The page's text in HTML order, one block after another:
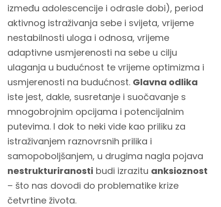
između adolescencije i odrasle dobi), period
aktivnog istraživanja sebe i svijeta, vrijeme
nestabilnosti uloga i odnosa, vrijeme
adaptivne usmjerenosti na sebe u cilju
ulaganja u budućnost te vrijeme optimizma i
usmjerenosti na budućnost. Glavna odlika
iste jest, dakle, susretanje i suočavanje s
mnogobrojnim opcijama i potencijalnim
putevima. I dok to neki vide kao priliku za
istraživanjem raznovrsnih prilika i
samopoboljšanjem, u drugima nagla pojava
nestrukturiranosti budi izrazitu anksioznost
– što nas dovodi do problematike krize
četvrtine života.